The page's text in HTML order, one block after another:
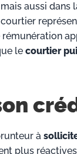
aussi dans
le courtier
à
plus